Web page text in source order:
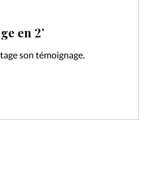
en 2’
son témoignage.